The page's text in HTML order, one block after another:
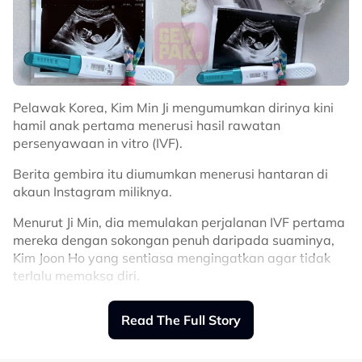
Pelawak Korea, Kim Min Ji mengumumkan dirinya kini
hamil anak pertama menerusi hasil rawatan
persenyawaan in vitro (IVF).
Berita gembira itu diumumkan menerusi hantaran di
akaun Instagram miliknya.
Menurut Ji Min, dia memulakan perjalanan IVF pertama
mereka dengan sokongan penuh daripada suaminya,
Kim Joon Ho yang sentiasa mengingatkan agar tidak
terlalu memaksa diri.
“Tahun lalu pada 2025, kami menjadi pasangan untuk
selama-lamanya. Tahun ini pada 2026, kami menjadi
keluarga bertiga seperti yang selalu kami impikan!
Read The Full Story